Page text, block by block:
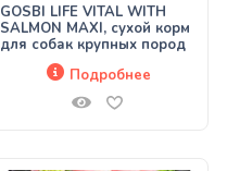
GOSBI LIFE VITAL WITH
SALMON MAXI, сухой корм
для собак крупных пород
Подробнее